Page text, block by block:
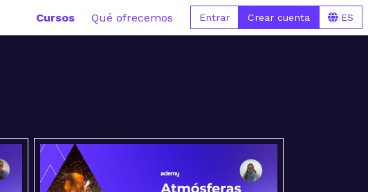
Cursos Qué ofrecemos Entrar Crear cuenta ES